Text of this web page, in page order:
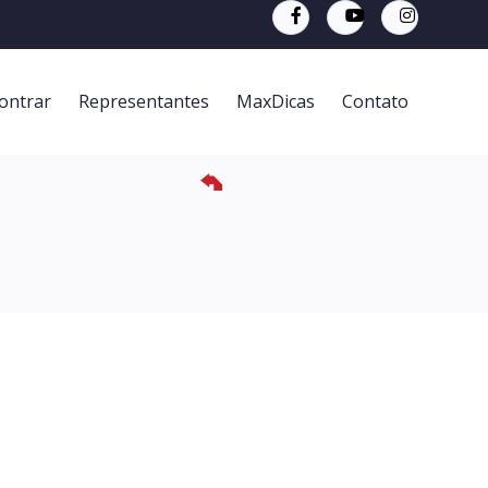
Representantes MaxDicas Contato